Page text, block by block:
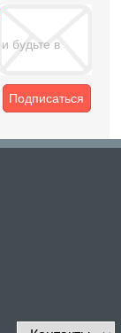
будьте в
Подписаться